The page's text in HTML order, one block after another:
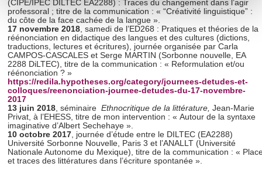
Pour en savoir plus sur le traitement de vos données
personnelles et définir vos préférences, reportez-vous à la
section « Détails ». Vous pouvez modifier ou retirer votre
consentement à tout moment à partir de la déclaration sur
les cookies.
Les cookies nous permettent de personnaliser le contenu
et les annonces, d'offrir des fonctionnalités relatives aux
médias sociaux et d'analyser notre trafic. Nous
partageons également des informations sur l'utilisation de
notre site avec nos partenaires de médias sociaux, de
publicité et d'analyse, qui peuvent combiner celles-ci avec
(CIPE/IPEC DILTEC EA2288) : Traces du changement dans l’agir
professoral ; titre de la communication : « “Créativité linguistique” :
du côte de la face cachée de la langue ».
17 novembre 2018, samedi de l’ED268 : Pratiques et théories de la
réénonciation en didactique des langues et des cultures (dictions,
traductions, lectures et écritures), journée organisée par Carla
CAMPOS-CASCALES et Serge MARTIN (Sorbonne nouvelle, EA
2288 DiLTEC), titre de la communication : « Reformulation et/ou
réénonciation ? »
https://redila.hypotheses.org/category/journees-detudes-et-
colloques/reenonciation-journee-detudes-du-17-novembre-
2017
13 juin 2018, séminaire Ethnocritique de la littérature, Jean-Marie
Privat, à l’EHESS, titre de mon intervention : « Autour de la syntaxe
imaginative d’Albert Sechehaye ».
10 octobre 2017, journée d’étude entre le DILTEC (EA2288)
Université Sorbonne Nouvelle, Paris 3 et l’ANALLT (Université
Nationale Autonome du Mexique), titre de la communication : «
et traces des littératures dans l’écriture spontanée ».